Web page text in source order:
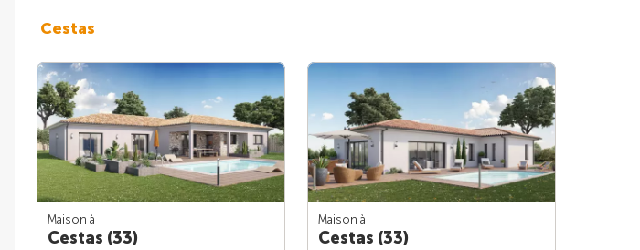
Cestas
Maison à
Cestas (33)
Maison à
Cestas (33)